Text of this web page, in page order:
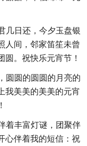
几日还，今夕玉盘银
人间，邻家笛笙未曾
。祝快乐元宵节！
圆圆的圆圆的月亮的
我美美的美美的元宵
着丰富灯谜，团聚伴
心伴着我的短信：祝